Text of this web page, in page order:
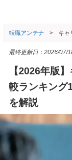
転職アンテナ キャ
最終更新日： 2026/07/
【2026年版
較ランキング
を解説